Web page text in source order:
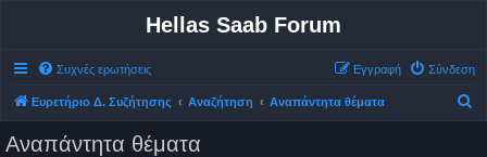
Hellas Saab Forum
Συχνές ερωτήσεις Σύνδεση
Εγγραφή
Ευρετήριο Δ. Συζήτησης Αναζήτηση Αναπάντητα θέματα
Αναπάντητα θέματα